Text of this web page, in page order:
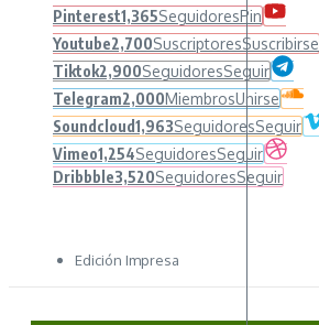
Pinterest1,365SeguidoresPin
Youtube2,700SuscriptoresSuscribirse
Tiktok2,900SeguidoresSeguir
Telegram2,000MiembrosUnirse
Soundcloud1,963SeguidoresSeguir
Vimeo1,254SeguidoresSeguir
Dribbble3,520SeguidoresSeguir
Edición Impresa